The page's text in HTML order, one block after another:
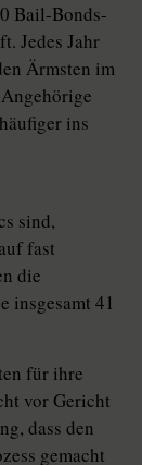
Bail-Bonds-
Jedes Jahr
Ärmsten im
ins
sind,
fast
die
insgesamt 41
für ihre
vor Gericht
dass den
gemacht